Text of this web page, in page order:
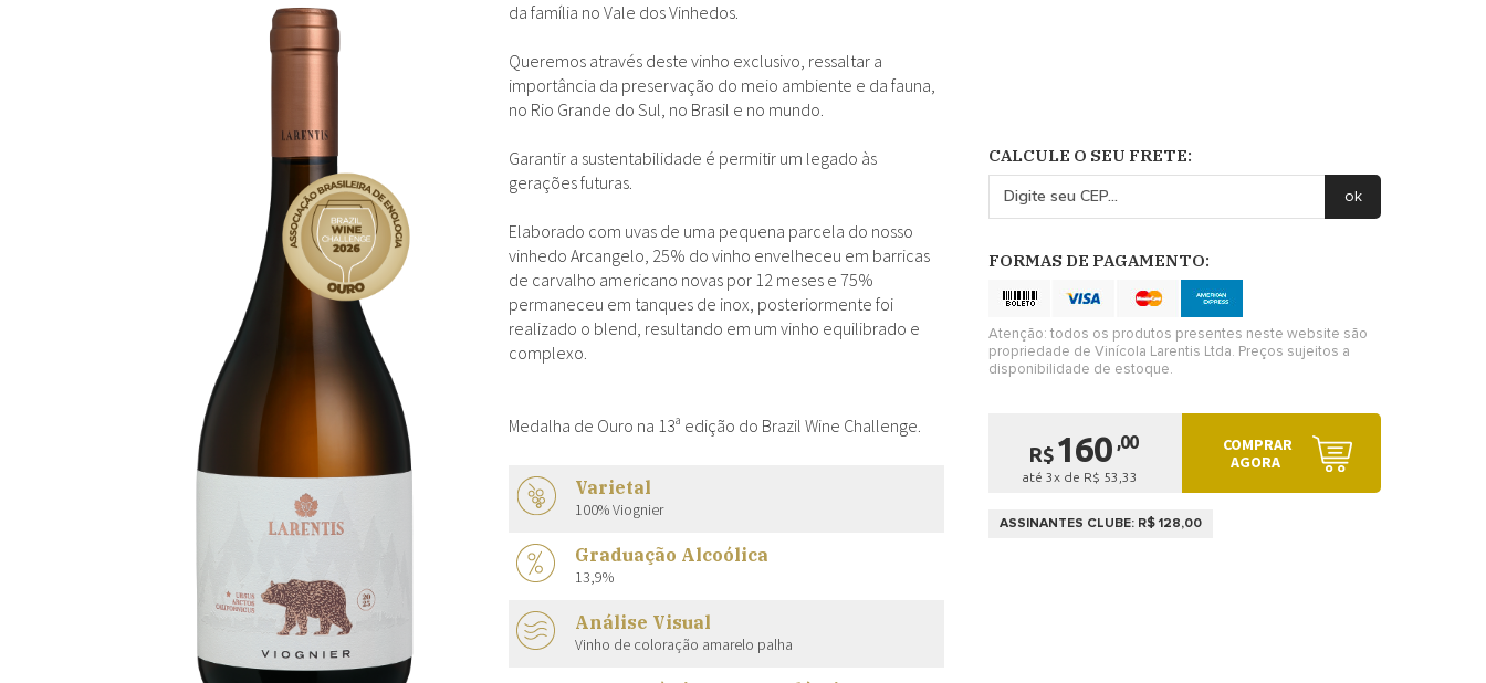
da família no Vale dos Vinhedos.
Queremos através deste vinho exclusivo, ressaltar a
importância da preservação do meio ambiente e da fauna,
no Rio Grande do Sul, no Brasil e no mundo.
Garantir a sustentabilidade é permitir um legado às
gerações futuras.
Elaborado com uvas de uma pequena parcela do nosso
vinhedo Arcangelo, 25% do vinho envelheceu em barricas
de carvalho americano novas por 12 meses e 75%
permaneceu em tanques de inox, posteriormente foi
realizado o blend, resultando em um vinho equilibrado e
complexo.
Medalha de Ouro na 13ª edição do Brazil Wine Challenge.
Varietal
100% Viognier
Graduação Alcoólica
13,9%
Análise Visual
Vinho de coloração amarelo palha
CALCULE O SEU FRETE:
FORMAS DE PAGAMENTO:
Atenção: todos os produtos presentes neste website são
propriedade de Vinícola Larentis Ltda. Preços sujeitos a
disponibilidade de estoque.
R$ 160 ,00
até 3x de R$ 53,33
COMPRAR
AGORA
ASSINANTES CLUBE: R$ 128,00